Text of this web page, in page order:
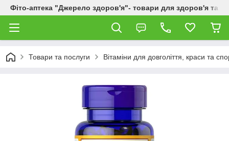
Фіто-аптека "Джерело здоров'я"- товари для здоров'я та
Товари та послуги Вітаміни для довголіття, краси та